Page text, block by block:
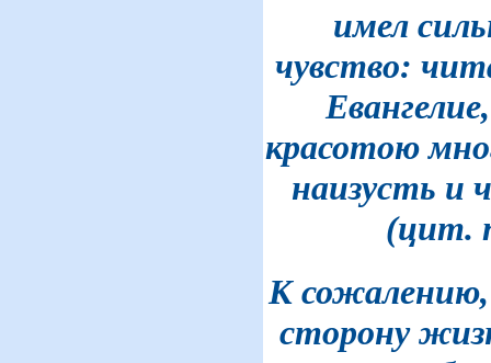
имел
чувство:
красотою
наизусть и
(цит.
К
сторону